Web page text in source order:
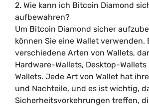
2. Wie kann ich Bitcoin Diamond
aufbewahren?
Um Bitcoin Diamond sicher
können Sie eine Wallet verwenden.
verschiedene Arten von Wallets,
Hardware-Wallets, Desktop-
Wallets. Jede Art von Wallet hat
und Nachteile, und es ist wichtig,
Sicherheitsvorkehrungen treffen,